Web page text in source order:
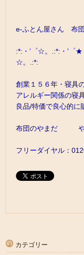
e-ふとん屋さん 布
:*:・’゜☆。.:*:・’゜★
☆。.:*:
創業１５６年・寝具
アレルギー関係の寝
良品/特価で良心的に
布団のやまだ や
フリーダイヤル：
カテゴリー